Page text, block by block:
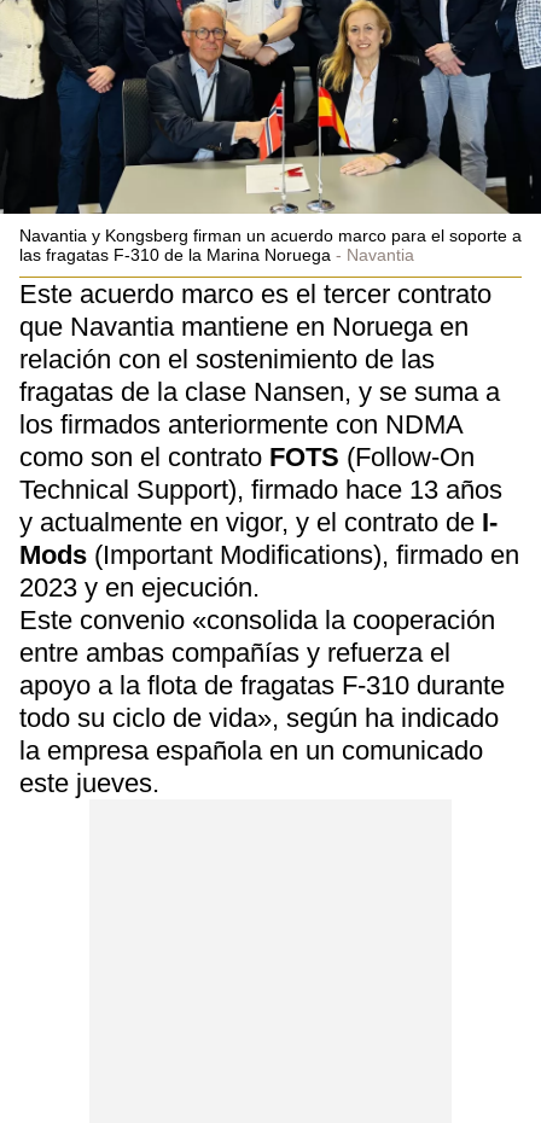
Navantia y Kongsberg firman un acuerdo marco para el soporte a
las fragatas F-310 de la Marina Noruega
Navantia
Este acuerdo marco es el tercer contrato
que Navantia mantiene en Noruega en
relación con el sostenimiento de las
fragatas de la clase Nansen, y se suma a
los firmados anteriormente con NDMA
como son el contrato FOTS (Follow-On
Technical Support), firmado hace 13 años
y actualmente en vigor, y el contrato de I-
Mods (Important Modifications), firmado en
2023 y en ejecución.
Este convenio «consolida la cooperación
entre ambas compañías y refuerza el
apoyo a la flota de fragatas F-310 durante
todo su ciclo de vida», según ha indicado
la empresa española en un comunicado
este jueves.